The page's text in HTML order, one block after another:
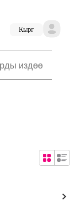
Кырг